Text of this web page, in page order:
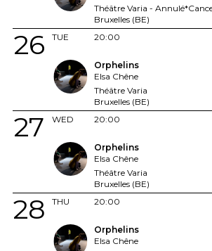
Théâtre Varia -
Bruxelles (BE)
TUE
26
20:00
Orphelins
Elsa Chêne
Théâtre Varia
Bruxelles (BE)
WED
27
20:00
Orphelins
Elsa Chêne
Théâtre Varia
Bruxelles (BE)
THU
28
20:00
Orphelins
Elsa Chêne